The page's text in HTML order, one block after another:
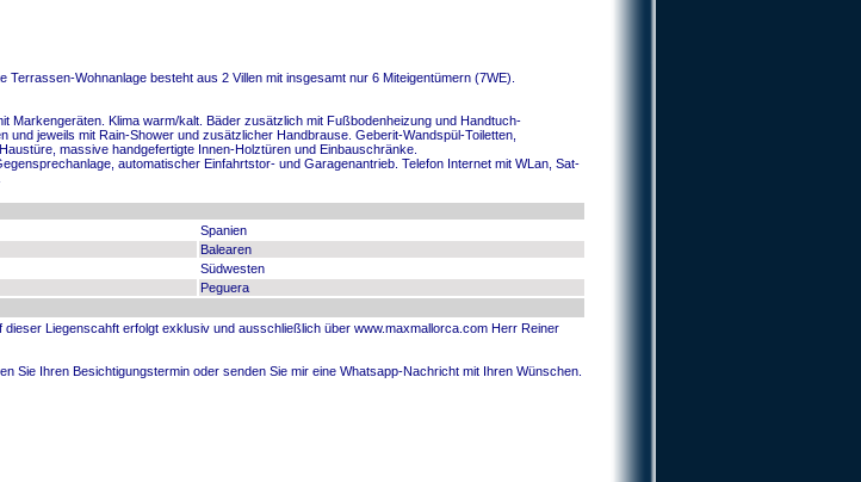
Terrassen-Wohnanlage besteht aus 2 Villen mit insgesamt nur 6 Miteigentümern (7WE).
Markengeräten. Klima warm/kalt. Bäder zusätzlich mit Fußbodenheizung und Handtuch-
und jeweils mit Rain-Shower und zusätzlicher Handbrause. Geberit-Wandspül-Toiletten,
massive handgefertigte Innen-Holztüren und Einbauschränke.
automatischer Einfahrtstor- und Garagenantrieb. Telefon Internet mit WLan, Sat-
Spanien
Balearen
Südwesten
Peguera
Liegenscahft erfolgt exklusiv und ausschließlich über www.maxmallorca.com Herr Reiner
Sie Ihren Besichtigungstermin oder senden Sie mir eine Whatsapp-Nachricht mit Ihren Wünschen.